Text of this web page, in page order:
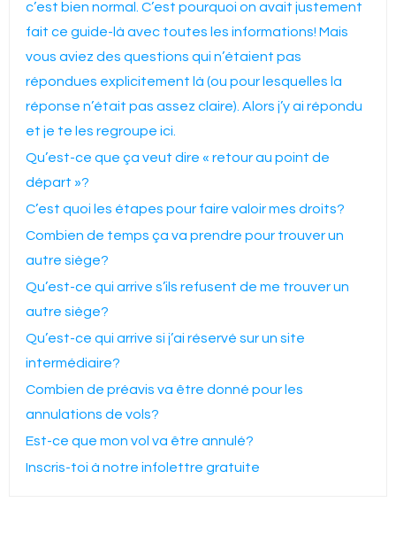
c’est bien normal. C’est pourquoi on avait justement
fait ce guide-là avec toutes les informations! Mais
vous aviez des questions qui n’étaient pas
répondues explicitement là (ou pour lesquelles la
réponse n’était pas assez claire). Alors j’y ai répondu
et je te les regroupe ici.
Qu’est-ce que ça veut dire « retour au point de
départ »?
C’est quoi les étapes pour faire valoir mes droits?
Combien de temps ça va prendre pour trouver un
autre siège?
Qu’est-ce qui arrive s’ils refusent de me trouver un
autre siège?
Qu’est-ce qui arrive si j’ai réservé sur un site
intermédiaire?
Combien de préavis va être donné pour les
annulations de vols?
Est-ce que mon vol va être annulé?
Inscris-toi à notre infolettre gratuite